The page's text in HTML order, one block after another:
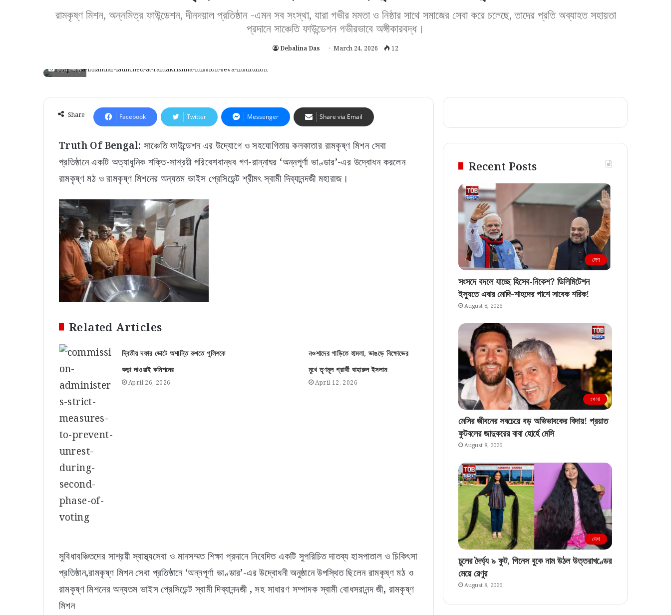
রামকৃষ্ণ মিশন, অন্নমিত্র ফাউন্ডেশন, দীনদয়াল প্রতিষ্ঠান -এমন সব সংস্থা, যারা গভীর মমতা ও নিষ্ঠার সাথে সমাজের সেবা করে চলেছে, তাদের প্রতি অব্যাহত সহায়তা
প্রদানে সাঞ্চেতি ফাউন্ডেশন গভীরভাবে অঙ্গীকারবদ্ধ।
Debalina Das March 24, 2026 12
চিত্রঃ নিজস্ব
Share Facebook Twitter Messenger Share via Email
Truth Of Bengal: সাঞ্চেতি ফাউন্ডেশন এর উদ্যোগে ও সহযোগিতায় কলকাতার রামকৃষ্ণ মিশন সেবা
প্রতিষ্ঠানে একটি অত্যাধুনিক শক্তি-সাশ্রয়ী পরিবেশবান্ধব গণ-রান্নাঘর ‘অন্নপূর্ণা ভাণ্ডার’-এর উদ্বোধন করলেন
রামকৃষ্ণ মঠ ও রামকৃষ্ণ মিশনের অন্যতম ভাইস প্রেসিডেন্ট শ্রীমৎ স্বামী দিব্যানন্দজী মহারাজ।
Related Articles
দ্বিতীয় দফার ভোটে অশান্তি রুখতে পুলিশকে
কড়া দাওয়াই কমিশনের
April 26, 2026
নওশাদের গাড়িতে হামলা, ভাঙড়ে বিক্ষোভের
মুখে তৃণমূল প্রার্থী বাহারুল ইসলাম
April 12, 2026
সুবিধাবঞ্চিতদের সাশ্রয়ী স্বাস্থ্যসেবা ও মানসম্মত শিক্ষা প্রদানে নিবেদিত একটি সুপরিচিত দাতব্য হাসপাতাল ও চিকিৎসা
প্রতিষ্ঠান,রামকৃষ্ণ মিশন সেবা প্রতিষ্ঠানে ‘অন্নপূর্ণা ভাণ্ডার’-এর উদ্বোধনী অনুষ্ঠানে উপস্থিত ছিলেন রামকৃষ্ণ মঠ ও
রামকৃষ্ণ মিশনের অন্যতম ভাইস প্রেসিডেন্ট স্বামী দিব্যানন্দজী , সহ সাধারণ সম্পাদক স্বামী বোধসরানন্দ জী, রামকৃষ্ণ
মিশন
Recent Posts
দেশ
সংসদে বদলে যাচ্ছে হিসেব-নিকেশ? ডিলিমিটেশন
ইস্যুতে এবার মোদি-শাহদের পাশে সাবেক শরিক!
August 8, 2026
খেলা
মেসির জীবনের সবচেয়ে বড় অভিভাবকের বিদায়! প্রয়াত
ফুটবলের জাদুকরের বাবা হোর্হে মেসি
August 8, 2026
দেশ
চুলের দৈর্ঘ্য ৯ ফুট, গিনেস বুকে নাম উঠল উত্তরাখণ্ডের
মেয়ে রেণুর
August 8, 2026